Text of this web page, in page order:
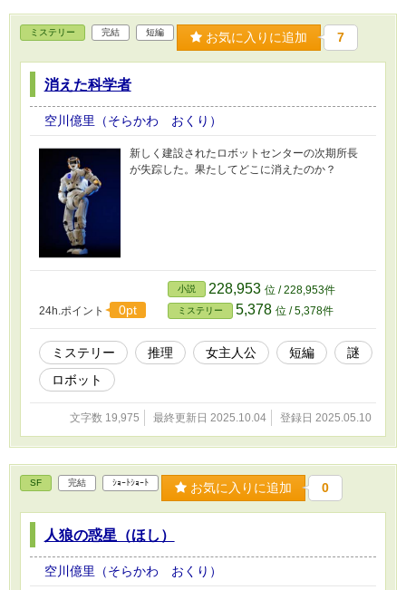
ミステリー 完結 短編 お気に入りに追加 7
消えた科学者
空川億里（そらかわ おくり）
新しく建設されたロボットセンターの次期所長
が失踪した。果たしてどこに消えたのか？
24h.ポイント 0pt
小説 228,953 位 / 228,953件
ミステリー 5,378 位 / 5,378件
ミステリー 推理 女主人公 短編
謎
ロボット
文字数 19,975 最終更新日 2025.10.04 登録日 2025.05.10
SF 完結 ｼｮｰﾄｼｮｰﾄ お気に入りに追加 0
人狼の惑星（ほし）
空川億里（そらかわ おくり）